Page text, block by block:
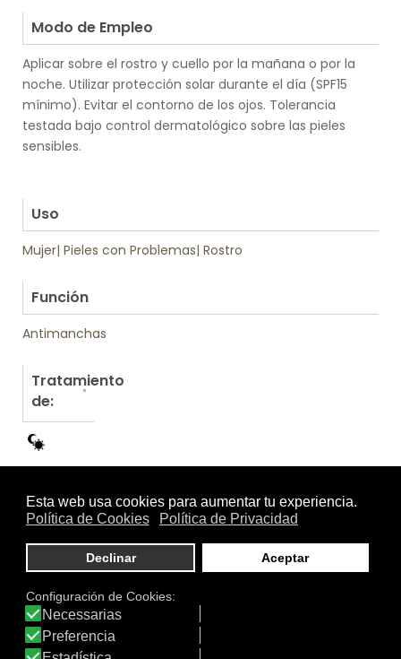
Modo de Empleo
Aplicar sobre el rostro y cuello por la mañana o por la
noche. Utilizar protección solar durante el día (SPF15
mínimo). Evitar el contorno de los ojos. Tolerancia
testada bajo control dermatológico sobre las pieles
sensibles.
Uso
Mujer| Pieles con Problemas| Rostro
Función
Antimanchas
Tratamiento
de:
Otros productos de La Roche Posay